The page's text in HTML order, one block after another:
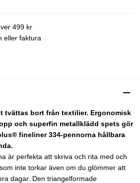
499 kr
eller faktura
tvättas bort från textilier. Ergonomisk
och superfin metallklädd spets gör
fineliner 334-pennorna hållbara
är perfekta att skriva och rita med och
inte torkar även om du glömmer att
dagar. Den triangelformade